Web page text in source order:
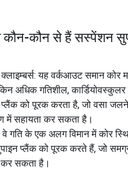
कौन-कौन से हैं सस्पेंशन
यह वर्कआउट समान कोर
अधिक गतिशील,
को पूरक करता है, जो वसा
में सहायता कर सकता है।
गति के एक अलग विमान में कोर
प्लैंक को पूरक करते हैं, जो
सकता है।